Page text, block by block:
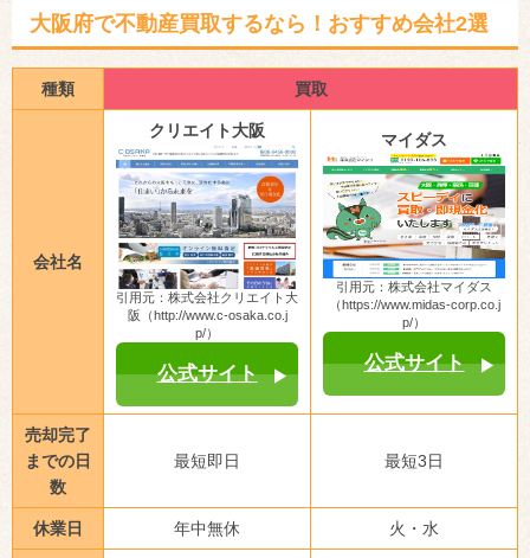
大阪府で不動産買取するなら！おすすめ会社2選
種類 買取
会社名
クリエイト大阪
引用元：株式会社クリエイト大
阪（http://www.c-osaka.co.j
p/）
公式サイト
マイダス
引用元：株式会社マイダス
（https://www.midas-corp.co.j
p/）
公式サイト
売却完了
までの日
数
最短即日 最短3日
休業日 年中無休 火・水